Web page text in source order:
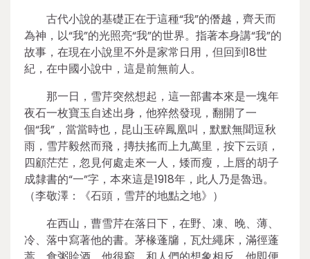
古代小說的基礎正在于這種“我”的僭越，齊天而
為神，以“我”的光照亮“我”的世界。指著本身講“我”的
故事，在現在小說里不外是家常日用，但回到18世
紀，在中國小說中，這是前無前人。
那一日，雪芹突然想起，這一部書本來是一塊年
夜石一枚寶玉自述出身，他猝然發現，翻開了一
個“我”，當當時也，昆山玉碎鳳凰叫，默默無聞逗秋
雨，雪芹毅然而飛，摶扶搖而上九萬里，按下云頭，
四顧茫茫，忽見何處走來一人，矮而瘦，上唇的胡子
成隸書的“一”字，本來這是1918年，此人乃是魯迅。
（李敬澤：《石頭，雪芹的地點之地》）
在西山，曹雪芹在落日下，在野、凍、晚、薄、
冷、落中寫著他的書。茅椽蓬牖，瓦灶繩床，滿徑蓬